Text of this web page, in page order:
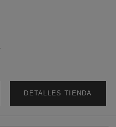
DETALLES TIENDA